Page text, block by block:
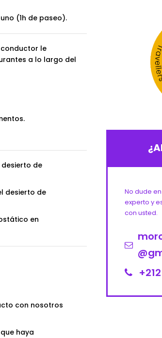
No dude
experto y
con usted.
(1h de paseo).
le
a lo largo del
de
desierto de
en
con nosotros
haya